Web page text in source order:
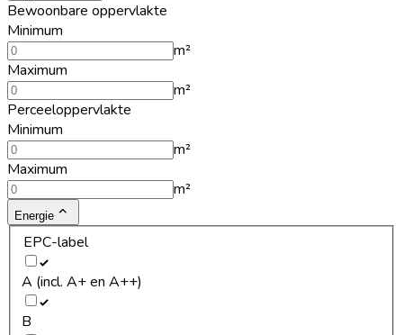
Bewoonbare oppervlakte
Minimum
m²
Maximum
m²
Perceeloppervlakte
Minimum
m²
Maximum
m²
Energie
EPC-label
A (incl. A+ en A++)
B